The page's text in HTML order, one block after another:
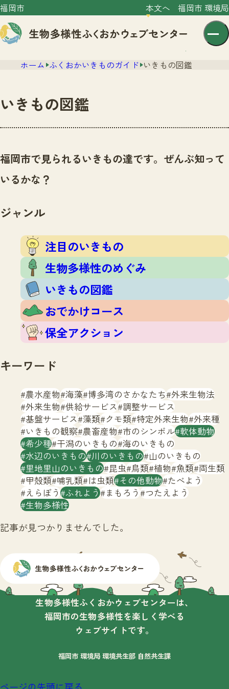
福岡市 本文へ 福岡市 環境局
文字サイズ 小 中 大
センター紹介
センター紹介TOP
サイトポリシー
ニュース
いきものガイド
注目のいきもの
生物多様性のめぐみ
いきもの図鑑
おでかけコース
保全アクション
イベント
いきもの調査隊
調査レポート
調査レポートTOP
調査結果
ふくおかいきものマップ
マッチング
マッチングTOP
掲載申し込みフォーム
お問合せ
生物多様性ふくおかウェブセンターとは
サイトマップ
ホーム ふくおかいきものガイド いきもの図鑑
いきもの図鑑
福岡市で見られるいきもの達です。ぜんぶ知って
いるかな？
ジャンル
注目のいきもの
生物多様性のめぐみ
いきもの図鑑
おでかけコース
保全アクション
キーワード
農水産物 海藻 博多湾のさかなたち 外来生物法
外来生物 供給サービス 調整サービス
基盤サービス 藻類 クモ類 特定外来生物 外来種
いきもの観察 農畜産物 市のシンボル 軟体動物
希少種 干潟のいきもの 海のいきもの
水辺のいきもの 川のいきもの 山のいきもの
里地里山のいきもの 昆虫 鳥類 植物 魚類 両生類
甲殻類 哺乳類 は虫類 その他動物 たべよう
えらぼう ふれよう まもろう つたえよう
生物多様性
記事が見つかりませんでした。
生物多様性ふくおかウェブセンターは、
福岡市の生物多様性を楽しく学べる
ウェブサイトです。
福岡市 環境局 環境共生部 自然共生課